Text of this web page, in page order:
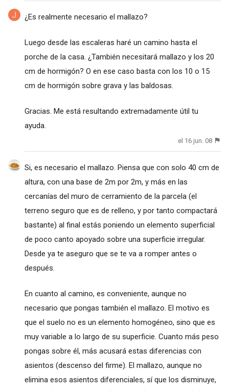
¿Es realmente necesario el mallazo?
Luego desde las escaleras haré un camino hasta el
porche de la casa. ¿También necesitará mallazo y los 20
cm de hormigón? O en ese caso basta con los 10 o 15
cm de hormigón sobre grava y las baldosas.
Gracias. Me está resultando extremadamente útil tu
ayuda.
el 16 jun. 08
Si, es necesario el mallazo. Piensa que con solo 40 cm de
altura, con una base de 2m por 2m, y más en las
cercanías del muro de cerramiento de la parcela (el
terreno seguro que es de relleno, y por tanto compactará
bastante) al final estás poniendo un elemento superficial
de poco canto apoyado sobre una superficie irregular.
Desde ya te aseguro que se te va a romper antes o
después.
En cuanto al camino, es conveniente, aunque no
necesario que pongas también el mallazo. El motivo es
que el suelo no es un elemento homogéneo, sino que es
muy variable a lo largo de su superficie. Cuanto más peso
pongas sobre él, más acusará estas diferencias con
asientos (descenso del firme). El mallazo, aunque no
elimina esos asientos diferenciales, sí que los disminuye,